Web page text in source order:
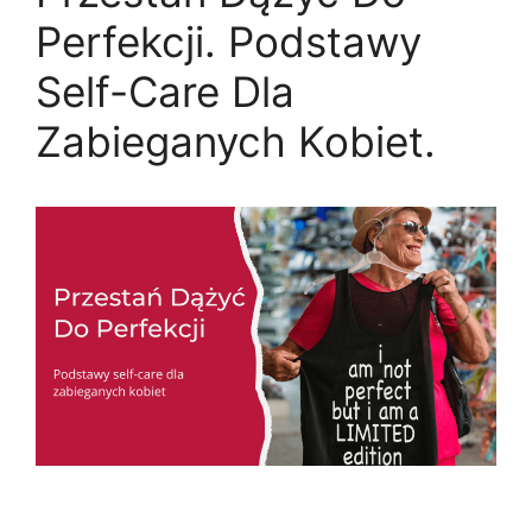
Perfekcji. Podstawy
Self-Care Dla
Zabieganych Kobiet.